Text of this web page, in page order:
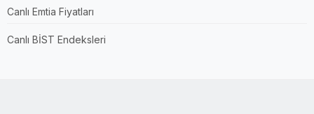
Canlı Emtia Fiyatları
Canlı BİST Endeksleri